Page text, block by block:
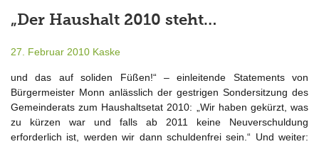
„Der Haushalt 2010 steht…
27. Februar 2010 Kaske
und das auf soliden Füßen!“ – einleitende Statements von
Bürgermeister Monn anlässlich der gestrigen Sondersitzung des
Gemeinderats zum Haushaltsetat 2010: „Wir haben gekürzt, was
zu kürzen war und falls ab 2011 keine Neuverschuldung
erforderlich ist, werden wir dann schuldenfrei sein.“ Und weiter: